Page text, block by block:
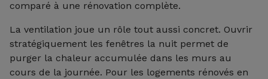
comparé à une rénovation complète.
La ventilation joue un rôle tout aussi concret. Ouvrir
stratégiquement les fenêtres la nuit permet de
purger la chaleur accumulée dans les murs au
cours de la journée. Pour les logements rénovés en